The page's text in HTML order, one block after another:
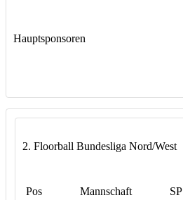
Hauptsponsoren
2. Floorball Bundesliga Nord/West
Pos Mannschaft SP